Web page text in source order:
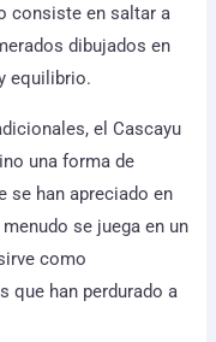
consiste en saltar a
dibujados en
equilibrio.
el Cascayu
una forma de
se han apreciado en
se juega en un
como
que han perdurado a